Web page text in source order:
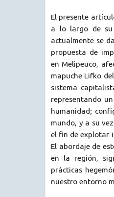
El presente
a lo largo de su
actualmente se
propuesta de
en Melipeuco,
mapuche Lifko
sistema
representando
humanidad;
mundo, y a su
el fin de explotar
El abordaje de
en la región,
prácticas
nuestro entorno